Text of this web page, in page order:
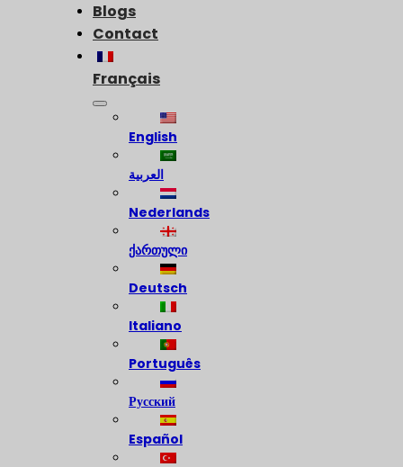
Blogs
Contact
Français
English
العربية
Nederlands
ქართული
Deutsch
Italiano
Português
Русский
Español